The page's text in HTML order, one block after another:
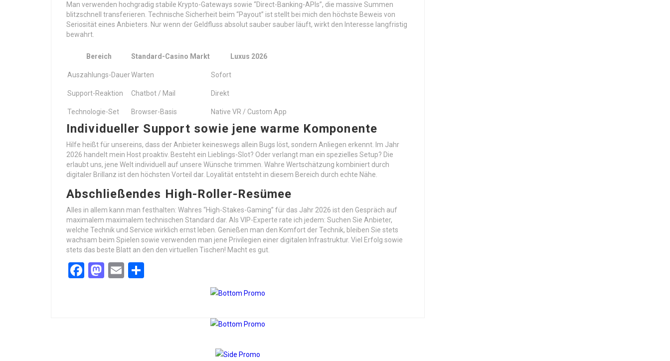
Man verwenden hochgradig stabile Krypto-Gateways sowie “Direct-Banking-APIs”, die massive Summen
blitzschnell transferieren. Technische Sicherheit beim “Payout” ist stellt bei mich den höchste Beweis von
Seriosität eines Anbieters. Nur wenn der Geldfluss absolut sauber sauber läuft, wirkt den Interesse langfristig
bewahrt.
Bereich Standard-Casino Markt Luxus 2026
Auszahlungs-DauerWarten Sofort
Support-Reaktion Chatbot / Mail Direkt
Technologie-Set Browser-Basis Native VR / Custom App
Individueller Support sowie jene warme Komponente
Hilfe heißt für unsereins, dass der Anbieter keineswegs allein Bugs löst, sondern Anliegen erkennt. Im Jahr
2026 handelt mein Host proaktiv. Besteht ein Lieblings-Slot? Oder verlangt man ein spezielles Setup? Die
erlaubt uns, jene Welt individuell auf unsere Wünsche trimmen. Wahre Wertschätzung kombiniert durch
digitaler Brillanz ist den höchsten Vorteil dar. Loyalität entsteht in diesem Bereich durch echte Nähe.
Abschließendes High-Roller-Resümee
Alles in allem kann man festhalten: Wahres “High-Stakes-Gaming” für das Jahr 2026 ist den Gespräch auf
maximalem maximalem technischen Standard dar. Als VIP-Experte rate ich jedem: Suchen Sie Anbieter,
welche Technik und Service wirklich ernst leben. Genießen man den Komfort der Technik, bleiben Sie stets
wachsam beim Spielen sowie verwenden man jene Privilegien einer digitalen Infrastruktur. Viel Erfolg sowie
stets das beste Blatt an den den virtuellen Tischen! Macht es gut.
Facebook
Mastodon
Email